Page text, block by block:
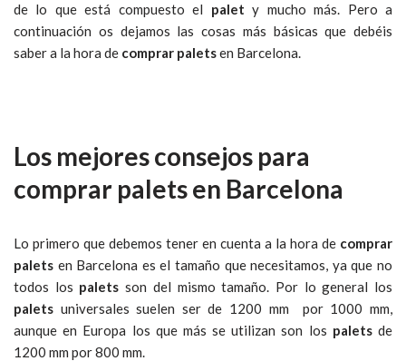
de lo que está compuesto el palet y mucho más. Pero a
continuación os dejamos las cosas más básicas que debéis
saber a la hora de comprar paletsen Barcelona.
Los mejores consejos para
comprar palets en Barcelona
Lo primero que debemos tener en cuenta a la hora de comprar
palets en Barcelona es el tamaño que necesitamos, ya que no
todos los palets son del mismo tamaño. Por lo general los
palets universales suelen ser de 1200 mm por 1000 mm,
aunque en Europa los que más se utilizan son los paletsde
1200 mm por 800 mm.